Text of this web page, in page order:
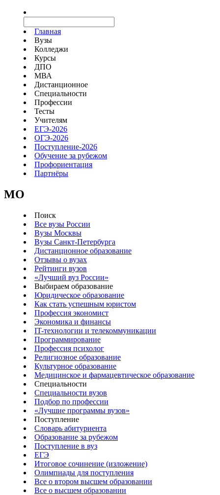
Главная
Вузы
Колледжи
Курсы
ДПО
МВА
Дистанционное
Специальности
Профессии
Тесты
Учителям
ЕГЭ-2026
ОГЭ-2026
Поступление-2026
Обучение за рубежом
Профориентация
Партнёры
MO
Поиск
Все вузы России
Вузы Москвы
Вузы Санкт-Петербурга
Дистанционное образование
Отзывы о вузах
Рейтинги вузов
«Лучший вуз России»
Выбираем образование
Юридическое образование
Как стать успешным юристом
Профессия экономист
Экономика и финансы
IT-технологии и телекоммуникации
Программирование
Профессия психолог
Религиозное образование
Культурное образование
Медицинское и фармацевтическое образование
Специальности
Специальности вузов
Подбор по профессии
«Лучшие программы вузов»
Поступление
Словарь абитуриента
Образование за рубежом
Поступление в вуз
ЕГЭ
Итоговое сочинение (изложение)
Олимпиады для поступления
Все о втором высшем образовании
Все о высшем образовании